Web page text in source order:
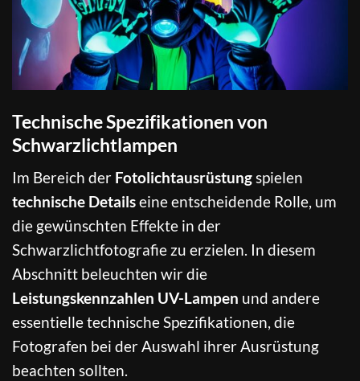
Technische Spezifikationen von
Schwarzlichtlampen
Im Bereich der Fotolichtausrüstungspielen
technische Detailseine entscheidende Rolle, um
die gewünschten Effekte in der
Schwarzlichtfotografie zu erzielen. In diesem
Abschnitt beleuchten wir die
Leistungskennzahlen UV-Lampen und andere
essentielle technische Spezifikationen, die
Fotografen bei der Auswahl ihrer Ausrüstung
beachten sollten.